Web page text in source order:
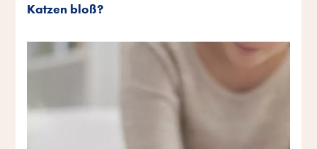
Katzen bloß?